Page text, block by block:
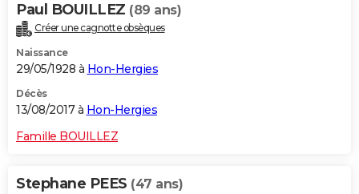
Paul BOUILLEZ (89 ans)
Créer une cagnotte obsèques
Naissance
29/05/1928 à Hon-Hergies
Décès
13/08/2017 à Hon-Hergies
Famille BOUILLEZ
Stephane PEES (47 ans)